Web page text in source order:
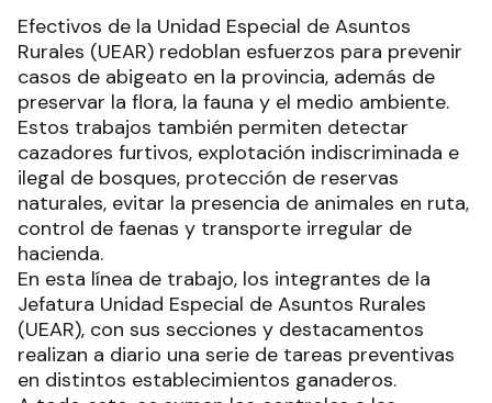
Efectivos de la Unidad Especial de Asuntos
Rurales (UEAR) redoblan esfuerzos para prevenir
casos de abigeato en la provincia, además de
preservar la flora, la fauna y el medio ambiente.
Estos trabajos también permiten detectar
cazadores furtivos, explotación indiscriminada e
ilegal de bosques, protección de reservas
naturales, evitar la presencia de animales en ruta,
control de faenas y transporte irregular de
hacienda.
En esta línea de trabajo, los integrantes de la
Jefatura Unidad Especial de Asuntos Rurales
(UEAR), con sus secciones y destacamentos
realizan a diario una serie de tareas preventivas
en distintos establecimientos ganaderos.